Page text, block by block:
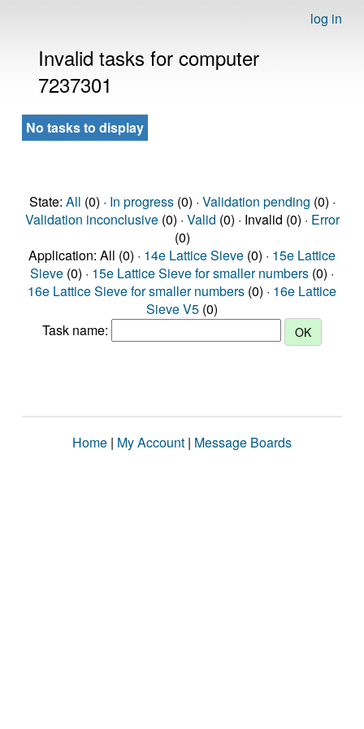
log in
Invalid tasks for computer
7237301
No tasks to display
State: All (0) · In progress(0) · Validation pending (0) ·
Validation inconclusive(0) · Valid (0) · Invalid (0) · Error
(0)
Application: All (0) · 14e Lattice Sieve (0) · 15e Lattice
Sieve (0) · 15e Lattice Sieve for smaller numbers (0) ·
16e Lattice Sieve for smaller numbers (0) · 16e Lattice
Sieve V5 (0)
Task name:
Home | My Account | Message Boards